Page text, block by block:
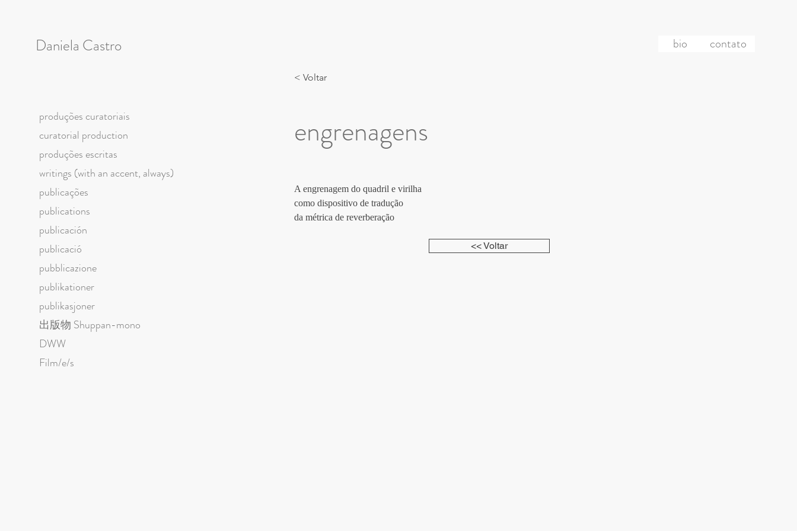
produções curatoriais
curatorial production
produções escritas
writings (with an accent, always)
publicações
publications
publicación
publicació
pubblicazione
publikationer
publikasjoner
出版物 Shuppan-mono
DWW
Film/e/s
Daniela Castro bio contato
< Voltar
engrenagens
A engrenagem do quadril e virilha
como dispositivo de tradução
da métrica de reverberação
<< Voltar